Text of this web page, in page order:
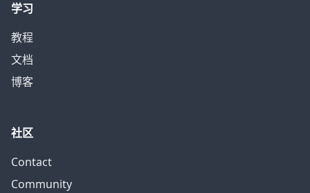
学习
教程
文档
博客
社区
Contact
Community